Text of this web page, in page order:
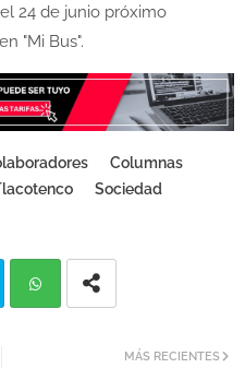
24 de junio próximo
"Mi Bus".
Columnas
Sociedad
MÁS RECIENTES